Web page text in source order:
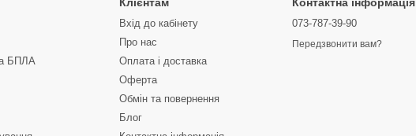
БПЛА
Вхід до кабінету
Про нас
Оплата і доставка
Оферта
Обмін та повернення
Блог
073-787-39-90
Передзвонити вам?